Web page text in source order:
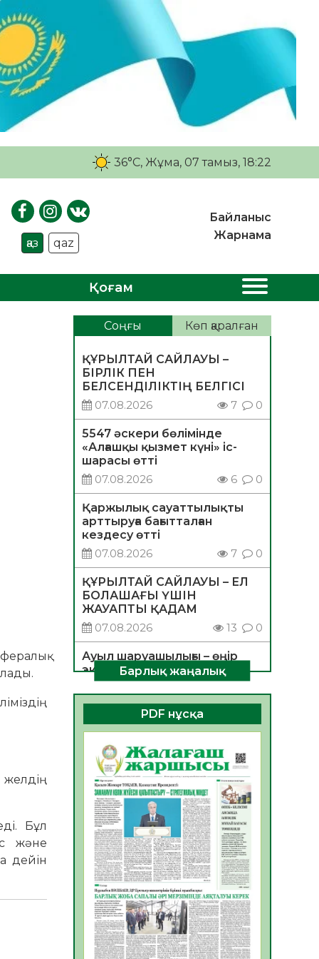
36°C, Жұма, 07 тамыз, 18:22
қаз qaz
Байланыс
Жарнама
Қоғам
Бұл
және
дейін
Соңғы Көп қаралған
ҚҰРЫЛТАЙ САЙЛАУЫ –
БІРЛІК ПЕН
БЕЛСЕНДІЛІКТІҢ БЕЛГІСІ
07.08.2026
7 0
5547 әскери бөлімінде
«Алғашқы қызмет күні» іс-
шарасы өтті
07.08.2026
6 0
Қаржылық сауаттылықты
арттыруға бағытталған
кездесу өтті
07.08.2026
7 0
ҚҰРЫЛТАЙ САЙЛАУЫ – ЕЛ
БОЛАШАҒЫ ҮШІН
ЖАУАПТЫ ҚАДАМ
07.08.2026
13 0
Ауыл шаруашылығы – өңір
экономикасының негізгі
тірегі
06.08.2026
26 0
ҚОҒАМДЫҚ БЕЛСЕНДІЛІК –
ЕЛ ДАМУЫНЫҢ НЕГІЗІ
06.08.2026
24
ҚҰРЫЛТАЙ САЙЛАУЫ –
БОЛАШАҚҚА БАСТАР
ЖАУАПТЫ ТАҢДАУ
06.08.2026
27
Инфекциялық ауруларға
қарсы иммундау
жұмыстарының тиімділігі
06.08.2026
28
Көкжөтел ауруы туралы
Барлық жаңалық
PDF нұсқа